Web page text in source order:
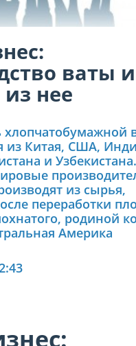
ваты и
нее
хлопчатобумажной
из Китая, США,
и
из сырья,
переработки
родиной
Америка